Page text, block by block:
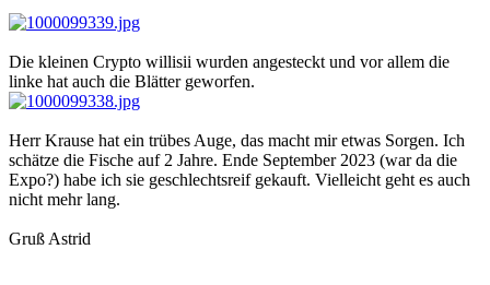
Die kleinen Crypto willisii wurden angesteckt und vor allem die
linke hat auch die Blätter geworfen.
Herr Krause hat ein trübes Auge, das macht mir etwas Sorgen. Ich
schätze die Fische auf 2 Jahre. Ende September 2023 (war da die
Expo?) habe ich sie geschlechtsreif gekauft. Vielleicht geht es auch
nicht mehr lang.
Gruß Astrid